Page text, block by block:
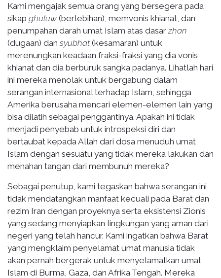
Kami mengajak semua orang yang bersegera pada
sikap ghuluw (berlebihan), memvonis khianat, dan
penumpahan darah umat Islam atas dasar zhan
(dugaan) dan syubhat(kesamaran) untuk
merenungkan keadaan fraksi-fraksi yang dia vonis
khianat dan dia berburuk sangka padanya. Lihatlah hari
ini mereka menolak untuk bergabung dalam
serangan internasional terhadap Islam, sehingga
Amerika berusaha mencari elemen-elemen lain yang
bisa dilatih sebagai penggantinya. Apakah ini tidak
menjadi penyebab untuk introspeksi diri dan
bertaubat kepada Allah dari dosa menuduh umat
Islam dengan sesuatu yang tidak mereka lakukan dan
menahan tangan dari membunuh mereka?
Sebagai penutup, kami tegaskan bahwa serangan ini
tidak mendatangkan manfaat kecuali pada Barat dan
rezim Iran dengan proyeknya serta eksistensi Zionis
yang sedang menyiapkan lingkungan yang aman dari
negeri yang telah hancur. Kami ingatkan bahwa Barat
yang mengklaim penyelamat umat manusia tidak
akan pernah bergerak untuk menyelamatkan umat
Islam di Burma, Gaza, dan Afrika Tengah. Mereka